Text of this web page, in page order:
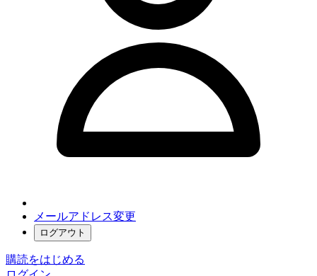
メールアドレス変更
ログアウト
購読をはじめる